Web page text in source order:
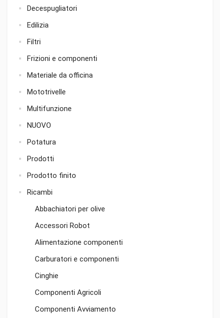
Decespugliatori
Edilizia
Filtri
Frizioni e componenti
Materiale da officina
Mototrivelle
Multifunzione
NUOVO
Potatura
Prodotti
Prodotto finito
Ricambi
Abbachiatori per olive
Accessori Robot
Alimentazione componenti
Carburatori e componenti
Cinghie
Componenti Agricoli
Componenti Avviamento